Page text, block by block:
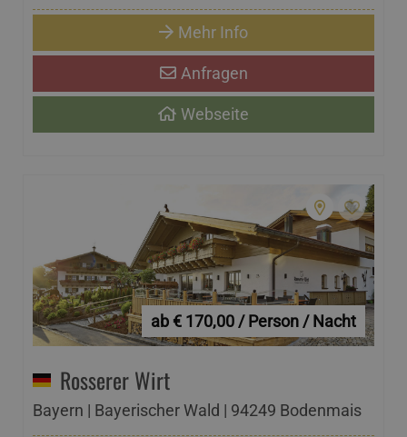
Mehr Info
Anfragen
Webseite
ab € 170,00 / Person / Nacht
Rosserer Wirt
Bayern | Bayerischer Wald | 94249 Bodenmais